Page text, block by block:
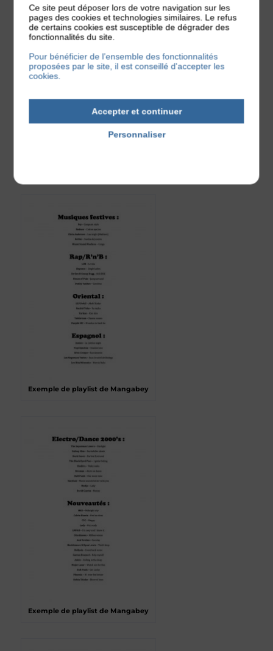
Exemple de playlist de Mangabey
Exemple de playlist de Mangabey
Ce site peut déposer lors de votre navigation sur les
pages des cookies et technologies similaires. Le refus
de certains cookies est susceptible de dégrader des
fonctionnalités du site.
Pour bénéficier de l’ensemble des fonctionnalités
proposées par le site, il est conseillé d'accepter les
cookies.
Accepter et continuer
Personnaliser